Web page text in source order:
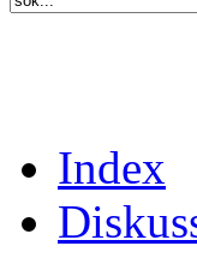
Index